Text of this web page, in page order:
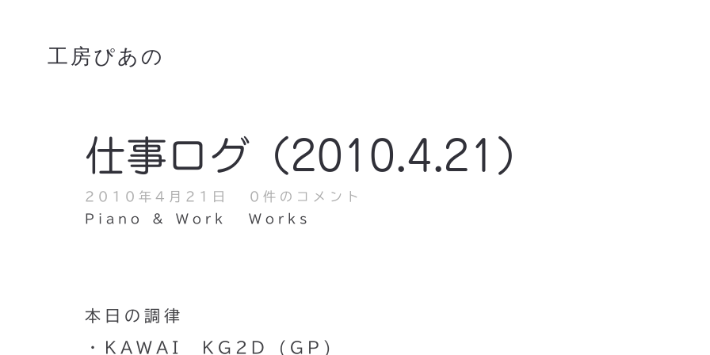
工房ぴあの
仕事ログ（2010.4.21）
2010年4月21日
0件のコメント
Piano & Work
Works
本日の調律
・KAWAI KG2D (GP)